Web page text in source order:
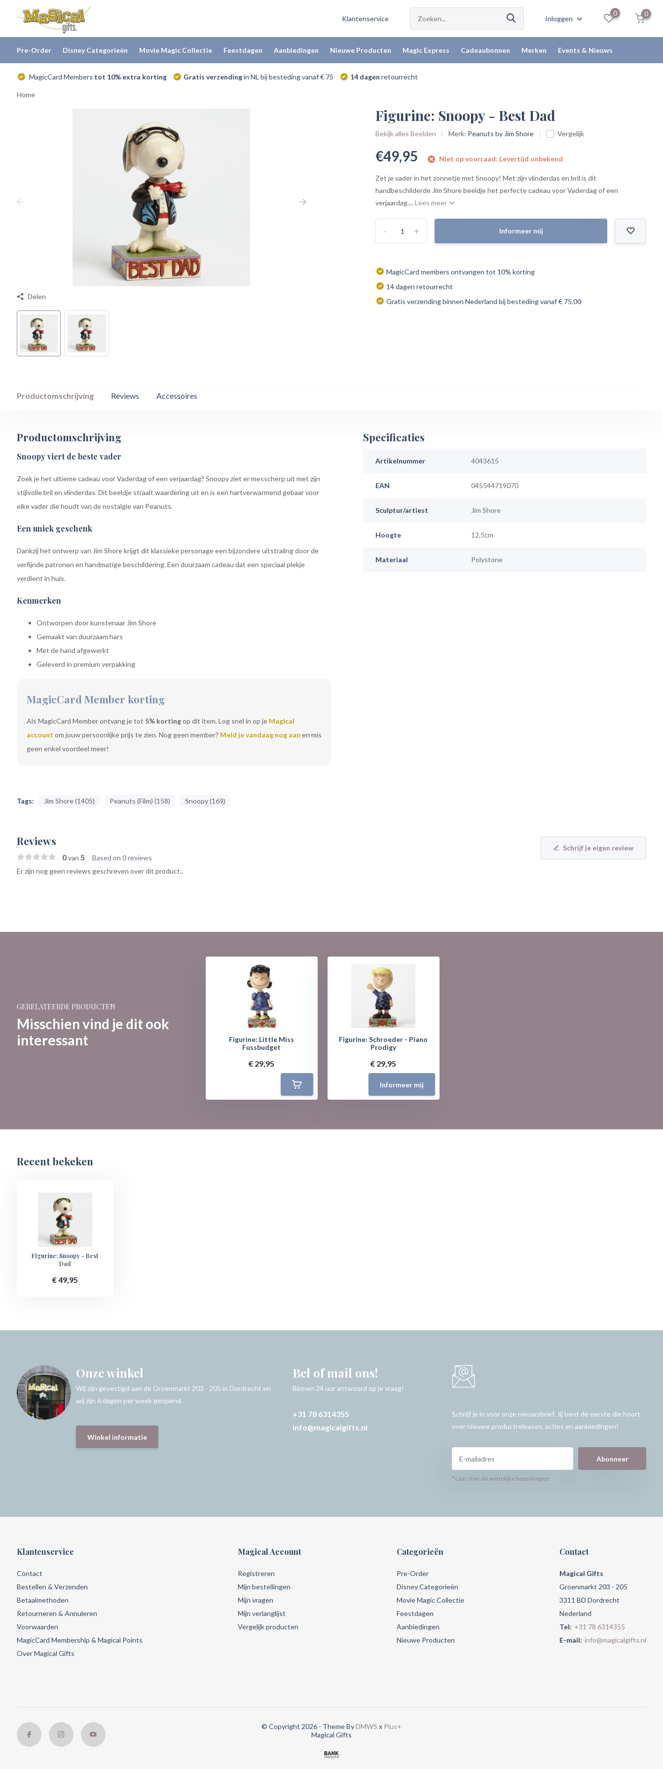
Klantenservice Inloggen
0 0
Pre-Order Disney Categorieën Movie Magic Collectie Feestdagen Aanbiedingen Nieuwe Producten Magic Express Cadeaubonnen Merken Events & Nieuws
MagicCard Members tot 10% extra korting Gratis verzendingin NL bij besteding vanaf € 75 14 dagen retourrecht
Home
Delen
Figurine: Snoopy - Best Dad
Bekijk alles Beelden Merk: Peanuts by Jim Shore Vergelijk
€49,95 Niet op voorraad: Levertijd onbekend
Zet je vader in het zonnetje met Snoopy! Met zijn vlinderdas en bril is dit
handbeschilderde Jim Shore beeldje het perfecte cadeau voor Vaderdag of een
verjaardag....Lees meer
+
- Informeer mij
MagicCard members ontvangen tot 10% korting
14 dagen retourrecht
Gratis verzending binnen Nederland bij besteding vanaf € 75,00
Productomschrijving Reviews Accessoires
Productomschrijving
Snoopy viert de beste vader
Zoek je het ultieme cadeau voor Vaderdag of een verjaardag? Snoopy ziet er messcherp uit met zijn
stijlvolle bril en vlinderdas. Dit beeldje straalt waardering uit en is een hartverwarmend gebaar voor
elke vader die houdt van de nostalgie van Peanuts.
Een uniek geschenk
Dankzij het ontwerp van Jim Shore krijgt dit klassieke personage een bijzondere uitstraling door de
verfijnde patronen en handmatige beschildering. Een duurzaam cadeau dat een speciaal plekje
verdient in huis.
Kenmerken
Ontworpen door kunstenaar Jim Shore
Gemaakt van duurzaam hars
Met de hand afgewerkt
Geleverd in premium verpakking
MagicCard Member korting
Als MagicCard Member ontvang je tot 5% kortingop dit item. Log snel in op je Magical
account om jouw persoonlijke prijs te zien. Nog geen member? Meld je vandaag nog aan en mis
geen enkel voordeel meer!
Tags: Jim Shore (1405) Peanuts (Film) (158) Snoopy (169)
Specificaties
Artikelnummer 4043615
EAN 045544719070
Sculptur/artiest Jim Shore
Hoogte 12,5cm
Materiaal Polystone
Reviews
0van 5 Based on 0 reviews
Schrijf je eigen review
Er zijn nog geen reviews geschreven over dit product..
GERELATEERDE PRODUCTEN
Misschien vind je dit ook
interessant
Figurine: Little Miss
Fussbudget
€ 29,95
Figurine: Schroeder - Piano
Prodigy
€ 29,95
Informeer mij
Recent bekeken
Figurine: Snoopy - Best
Dad
€ 49,95
Onze winkel
Wij zijn gevestigd aan de Groenmarkt 203 - 205 in Dordrecht en
wij zijn 6 dagen per week geopend.
Winkel informatie
Bel of mail ons!
Binnen 24 uur antwoord op je vraag!
+31 78 6314355
info@magicalgifts.nl
Schrijf je in voor onze nieuwsbrief. Jij bent de eerste die hoort
over nieuwe productreleases, acties en aanbiedingen!
Abonneer
* Lees hier de wettelijke beperkingen
Klantenservice
Contact
Bestellen & Verzenden
Betaalmethoden
Retourneren & Annuleren
Voorwaarden
MagicCard Membership & Magical Points
Over Magical Gifts
Magical Account
Registreren
Mijn bestellingen
Mijn vragen
Mijn verlanglijst
Vergelijk producten
Categorieën
Pre-Order
Disney Categorieën
Movie Magic Collectie
Feestdagen
Aanbiedingen
Nieuwe Producten
Contact
Magical Gifts
Groenmarkt 203 - 205
3311 BD Dordrecht
Nederland
Tel: +31 78 6314355
E-mail: info@magicalgifts.nl
© Copyright 2026 - Theme ByDMWS x Plus+
Magical Gifts